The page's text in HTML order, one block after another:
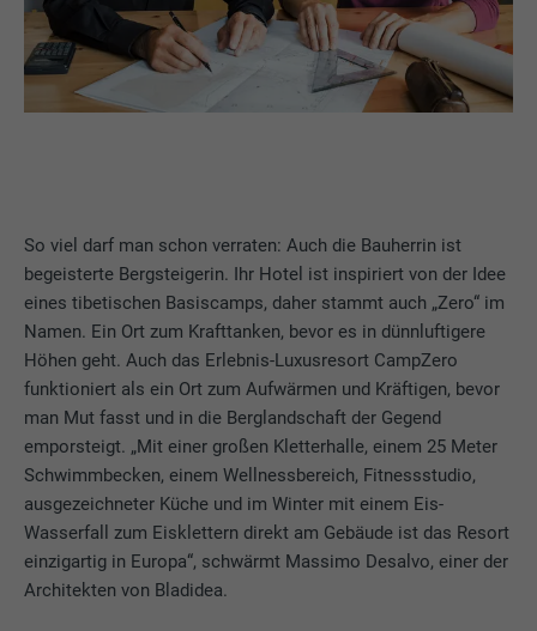
So viel darf man schon verraten: Auch die Bauherrin ist
begeisterte Bergsteigerin. Ihr Hotel ist inspiriert von der Idee
eines tibetischen Basiscamps, daher stammt auch „Zero“ im
Namen. Ein Ort zum Krafttanken, bevor es in dünnluftigere
Höhen geht. Auch das Erlebnis-Luxusresort CampZero
funktioniert als ein Ort zum Aufwärmen und Kräftigen, bevor
man Mut fasst und in die Berglandschaft der Gegend
emporsteigt. „Mit einer großen Kletterhalle, einem 25 Meter
Schwimmbecken, einem Wellnessbereich, Fitnessstudio,
ausgezeichneter Küche und im Winter mit einem Eis-
Wasserfall zum Eisklettern direkt am Gebäude ist das Resort
einzigartig in Europa“, schwärmt Massimo Desalvo, einer der
Architekten von Bladidea.